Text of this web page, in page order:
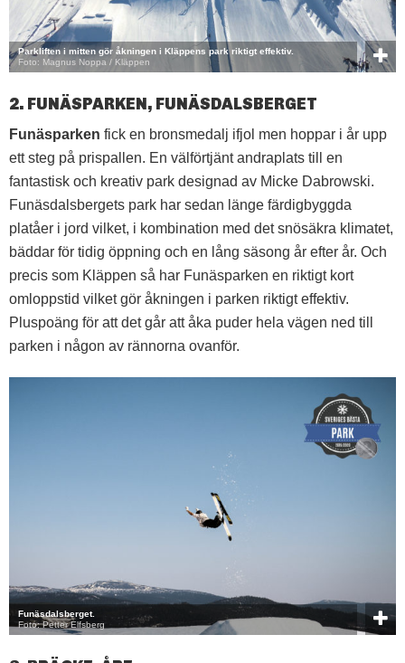
Parkliften i mitten gör åkningen i Kläppens park riktigt effektiv.
Foto: Magnus Noppa / Kläppen
2. FUNÄSPARKEN, FUNÄSDALSBERGET
Funäsparken fick en bronsmedalj ifjol men hoppar i år upp
ett steg på prispallen. En välförtjänt andraplats till en
fantastisk och kreativ park designad av Micke Dabrowski.
Funäsdalsbergets park har sedan länge färdigbyggda
platåer i jord vilket, i kombination med det snösäkra klimatet,
bäddar för tidig öppning och en lång säsong år efter år. Och
precis som Kläppen så har Funäsparken en riktigt kort
omloppstid vilket gör åkningen i parken riktigt effektiv.
Pluspoäng för att det går att åka puder hela vägen ned till
parken i någon av rännorna ovanför.
Funäsdalsberget.
Foto: Petter Elfsberg